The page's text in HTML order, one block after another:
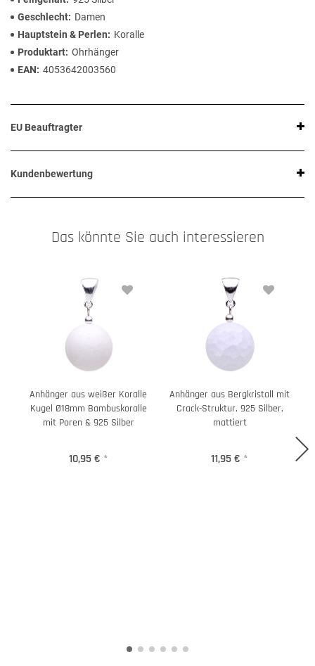
Geschlecht
Damen
Hauptstein & Perlen
Koralle
Produktart Ohrhänger
EAN
4053642003560
EU Beauftragter
Kundenbewertung
Das könnte Sie auch interessieren
Anhänger aus weißer Koralle
Kugel Ø18mm Bambuskoralle
mit Poren & 925 Silber
10,95 € *
Anhänger aus Bergkristall mit
Crack-Struktur, 925 Silber,
mattiert
11,95 € *